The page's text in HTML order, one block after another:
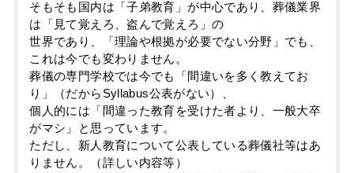
そもそも国内は「子弟教育」が中心であり、葬儀業界
は「見て覚えろ、盗んで覚えろ」の
世界であり、「理論や根拠が必要でない分野」でも、
これは今でも変わりません。
葬儀の専門学校では今でも「間違いを多く教えてお
り」（だからSyllabus公表がない）、
個人的には「間違った教育を受けた者より、一般大卒
がマシ」と思っています。
ただし、新人教育について公表している葬儀社等はあ
りません。（詳しい内容等）